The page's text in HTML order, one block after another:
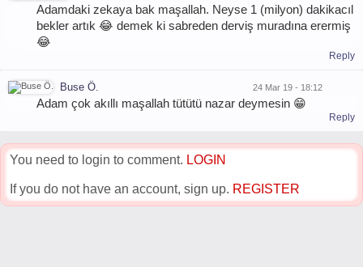
Adamdaki zekaya bak maşallah. Neyse 1 (milyon) dakikacıl
bekler artık 😂 demek ki sabreden derviş muradına erermiş
😂
Reply
Buse Ö. 24 Mar 19 - 18:12
Adam çok akıllı maşallah tütütü nazar deymesin 😁
Reply
You need to login to comment. LOGIN
If you do not have an account, sign up. REGISTER